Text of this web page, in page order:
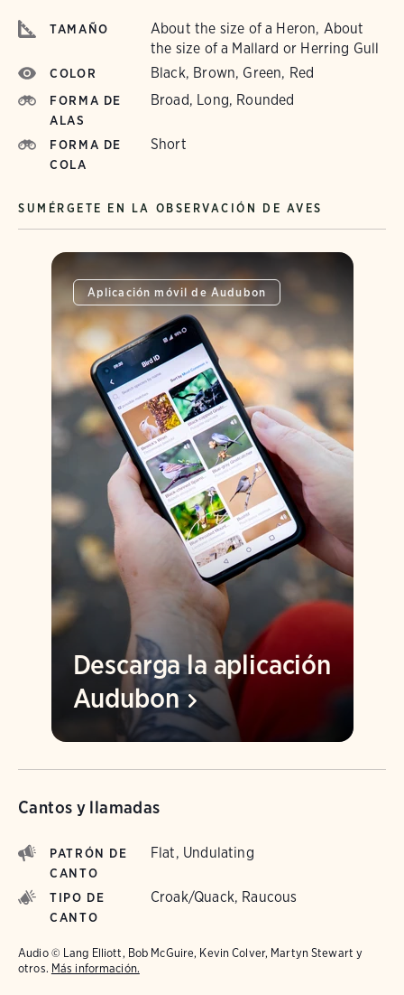
TAMAÑO
About the size of a Heron, About
the size of a Mallard or Herring Gull
COLOR Black, Brown, Green, Red
FORMA DE
ALAS
Broad, Long, Rounded
FORMA DE
COLA
Short
SUMÉRGETE EN LA OBSERVACIÓN DE AVES
Aplicación móvil de Audubon
Descarga la aplicación
Audubon
Cantos y llamadas
PATRÓN DE
CANTO
Flat, Undulating
TIPO DE
CANTO
Croak/Quack, Raucous
Audio © Lang Elliott, Bob McGuire, Kevin Colver, Martyn Stewart y
otros. Más información.